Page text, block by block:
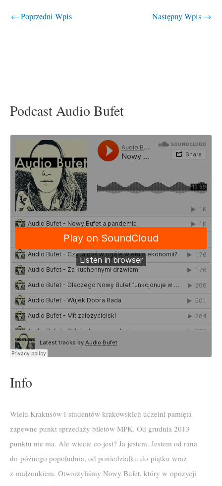
← Poprzedni Wpis Następny Wpis →
Podcast Audio Bufet
Info
Wielu Krakusów i studentów krakowskich uczelni pamięta
zapewne punkt sprzedaży biletów MPK. Od grudnia 2013
punktu nie ma. Ale wiecie co jest? Ja jestem. Jestem od rana
do późnego popołudnia, od poniedziałku do piątku wraz
z małżonkiem. Otworzyliśmy Nowy Bufet, który w opozycji